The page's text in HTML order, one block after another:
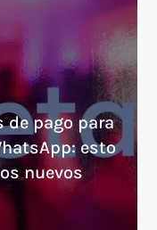
de pago para
esto
nuevos